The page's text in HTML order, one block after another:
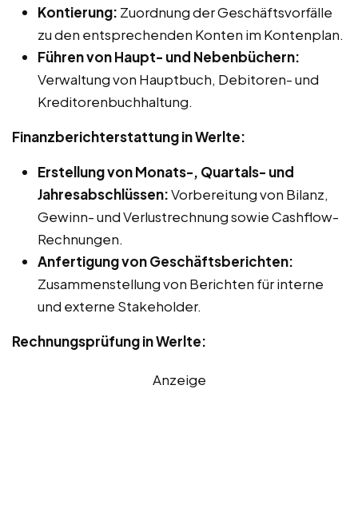
Kontierung: Zuordnung der Geschäftsvorfälle
zu den entsprechenden Konten im Kontenplan.
Führen von Haupt- und Nebenbüchern:
Verwaltung von Hauptbuch, Debitoren- und
Kreditorenbuchhaltung.
Finanzberichterstattung in Werlte:
Erstellung von Monats-, Quartals- und
Jahresabschlüssen:Vorbereitung von Bilanz,
Gewinn- und Verlustrechnung sowie Cashflow-
Rechnungen.
Anfertigung von Geschäftsberichten:
Zusammenstellung von Berichten für interne
und externe Stakeholder.
Rechnungsprüfung in Werlte:
Anzeige